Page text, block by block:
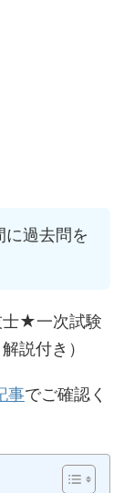
に過去問を
士★一次試験
説付き）
事でご確認く